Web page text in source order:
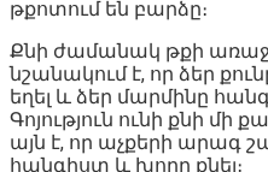
թքոտում են բարձը։
Քնի ժամանակ թքի
նշանակում է, որ ձեր
եղել և ձեր մարմինը
Գոյություն ունի քնի մի
այն է, որ աչքերի արագ
հանգիստ և խորը քնել։